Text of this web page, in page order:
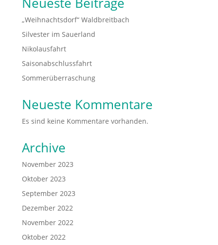
„Weihnachtsdorf“ Waldbreitbach
Silvester im Sauerland
Nikolausfahrt
Saisonabschlussfahrt
Sommerüberraschung
Neueste Kommentare
Es sind keine Kommentare vorhanden.
Archive
November 2023
Oktober 2023
September 2023
Dezember 2022
November 2022
Oktober 2022